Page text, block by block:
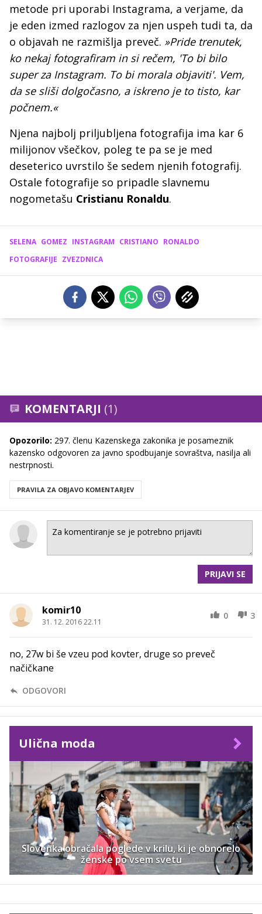
metode pri uporabi Instagrama, a verjame, da
je eden izmed razlogov za njen uspeh tudi ta, da
o objavah ne razmišlja preveč. »Pride trenutek,
ko nekaj fotografiram in si rečem, 'To bi bilo
super za Instagram. To bi morala objaviti'. Vem,
da se sliši dolgočasno, a iskreno je to tisto, kar
počnem.«
Njena najbolj priljubljena fotografija ima kar 6
milijonov všečkov, poleg te pa se je med
deseterico uvrstilo še sedem njenih fotografij.
Ostale fotografije so pripadle slavnemu
nogometašu Cristianu Ronaldu.
SELENA GOMEZ INSTAGRAM CRISTIANO RONALDO
FOTOGRAFIJE ZVEZDNICA
KOMENTARJI (1)
Opozorilo: 297. členu Kazenskega zakonika je posameznik
kazensko odgovoren za javno spodbujanje sovraštva, nasilja ali
nestrpnosti.
PRAVILA ZA OBJAVO KOMENTARJEV
PRIJAVI SE
komir10
31. 12. 2016 22.11
0 3
no, 27w bi še vzeu pod kovter, druge so preveč
načičkane
ODGOVORI
Ulična moda
Slovenka obračala poglede v krilu, ki je obnorelo
ženske po vsem svetu